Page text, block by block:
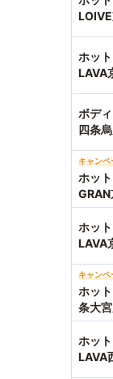
ホッ
LAVA
ボデ
四条
キャンペ
ホッ
ホッ
LAVA
キャンペ
ホッ
条大
ホッ
LAVA